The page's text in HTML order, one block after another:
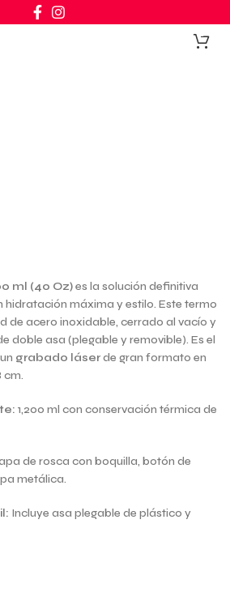
0
ml (40 Oz)es la solución definitiva
hidratación máxima y estilo. Este termo
de acero inoxidable, cerrado al vacío y
doble asa (plegable y removible). Es el
grabado láserde gran formato en
cm.
1,200 ml con conservación térmica de
de rosca con boquilla, botón de
metálica.
Incluye asa plegable de plástico y